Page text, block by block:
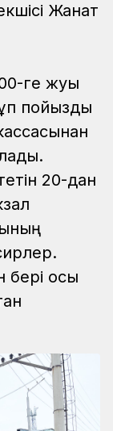
Жанат
ге жуық
пойызды
20-дан
бері осы